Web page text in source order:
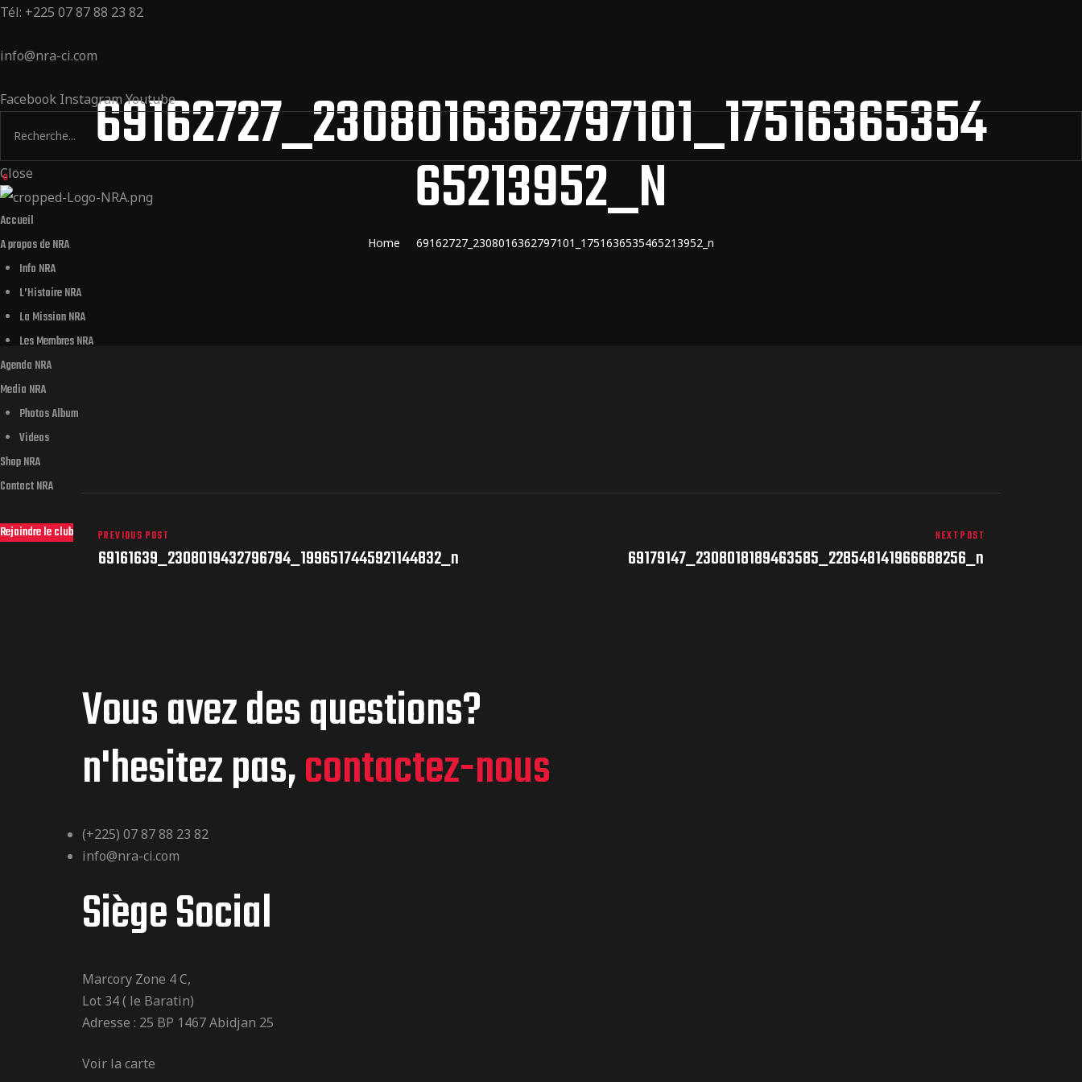
Tél: +225 07 87 88 23 82
info@nra-ci.com
Facebook Instagram Youtube
Close
0
Accueil
A propos de NRA
Info NRA
L’Histoire NRA
La Mission NRA
Les Membres NRA
Agenda NRA
Media NRA
Photos Album
Videos
Shop NRA
Contact NRA
Rejoindre le club
69162727_2308016362797101_17516365354
65213952_N
Home 69162727_2308016362797101_1751636535465213952_n
PREVIOUS POST
69161639_2308019432796794_1996517445921144832_n
NEXT POST
69179147_2308018189463585_228548141966688256_n
Vous avez des questions?
n'hesitez pas,contactez-nous
(+225) 07 87 88 23 82
info@nra-ci.com
Siège Social
Marcory Zone 4 C,
Lot 34 ( le Baratin)
Adresse : 25 BP 1467 Abidjan 25
Voir la carte